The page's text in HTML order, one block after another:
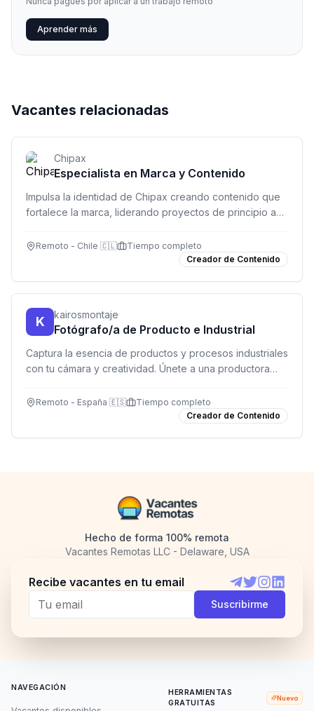
Aprender más
Vacantes relacionadas
Chipax
Especialista en Marca y Contenido
Impulsa la identidad de Chipax creando contenido que
fortalece la marca, liderando proyectos de principio a
Remoto - Chile 🇨🇱
Tiempo completo
Creador de Contenido
K kairosmontaje
Fotógrafo/a de Producto e Industrial
Captura la esencia de productos y procesos industriales
con tu cámara y creatividad. Únete a una productora
fotografía profesional.
Remoto - España 🇪🇸
Tiempo completo
Creador de Contenido
Hecho de forma 100% remota
Vacantes Remotas LLC - Delaware, USA
Recibe vacantes en tu email
Telegram
TwitterInstagram
Suscribirme
NAVEGACIÓN
HERRAMIENTAS
GRATUITAS
Nuevo